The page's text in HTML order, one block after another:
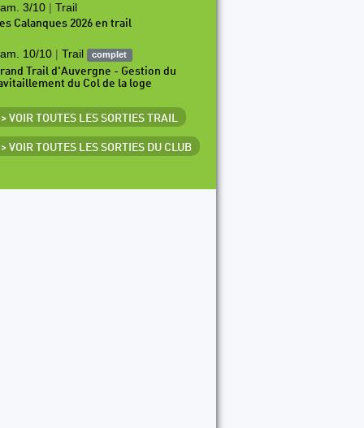
3/10 | Trail
Calanques 2026 en trail
10/10 | Trail complet
Trail d'Auvergne - Gestion du
du Col de la loge
> VOIR TOUTES LES SORTIES TRAIL
> VOIR TOUTES LES SORTIES DU CLUB